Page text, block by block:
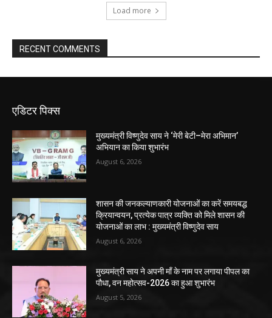
Load more
RECENT COMMENTS
एडिटर पिक्स
मुख्यमंत्री विष्णुदेव साय ने ‘मेरी बेटी–मेरा अभिमान’
अभियान का किया शुभारंभ
August 6, 2026
शासन की जनकल्याणकारी योजनाओं का करें समयबद्ध
क्रियान्वयन, प्रत्येक पात्र व्यक्ति को मिले शासन की
योजनाओं का लाभ : मुख्यमंत्री विष्णुदेव साय
August 6, 2026
मुख्यमंत्री साय ने अपनी माँ के नाम पर लगाया पीपल का
पौधा, वन महोत्सव-2026 का हुआ शुभारंभ
August 5, 2026